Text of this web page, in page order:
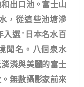
出口池。富士山
，從這些池塘滲
入選"日本名水百
聞名。八個泉水
潾與美麗的富士
無數攝影家前來